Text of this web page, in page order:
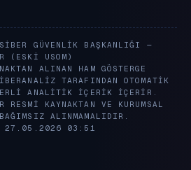
GÜVENLIK BAŞKANLIĞI —
(ESKI USOM)
ALINAN HAM GÖSTERGE
TARAFINDAN OTOMATIK
ANALITIK IÇERIK IÇERIR.
RESMI KAYNAKTAN VE KURUMSAL
ALINMAMALIDIR.
27.05.2026 03:51